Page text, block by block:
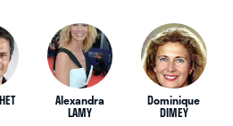
Alexandra
LAMY
Dominique
DIMEY